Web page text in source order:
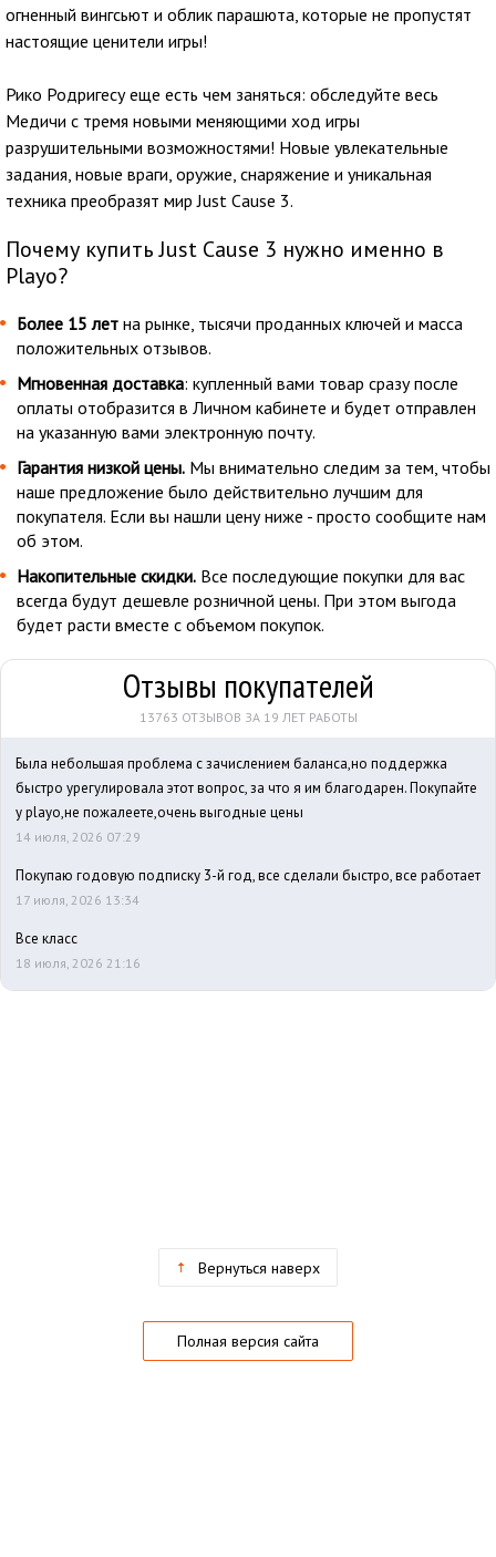
огненный вингсьют и облик парашюта, которые не пропустят
настоящие ценители игры!
Рико Родригесу еще есть чем заняться: обследуйте весь
Медичи с тремя новыми меняющими ход игры
разрушительными возможностями! Новые увлекательные
задания, новые враги, оружие, снаряжение и уникальная
техника преобразят мир Just Cause 3.
Почему купить Just Cause 3 нужно именно в
Playo?
Более 15 лет на рынке, тысячи проданных ключей и масса
положительных отзывов.
Мгновенная доставка: купленный вами товар сразу после
оплаты отобразится в Личном кабинете и будет отправлен
на указанную вами электронную почту.
Гарантия низкой цены. Мы внимательно следим за тем, чтобы
наше предложение было действительно лучшим для
покупателя. Если вы нашли цену ниже - просто сообщите нам
об этом.
Накопительные скидки. Все последующие покупки для вас
всегда будут дешевле розничной цены. При этом выгода
будет расти вместе с объемом покупок.
Отзывы покупателей
13763 ОТЗЫВОВ ЗА 19 ЛЕТ РАБОТЫ
Была небольшая проблема с зачислением баланса,но поддержка
быстро урегулировала этот вопрос, за что я им благодарен. Покупайте
у playo,не пожалеете,очень выгодные цены
14 июля, 2026 07:29
Покупаю годовую подписку 3-й год, все сделали быстро, все работает
17 июля, 2026 13:34
Все класс
18 июля, 2026 21:16
Вернуться наверх
Полная версия сайта